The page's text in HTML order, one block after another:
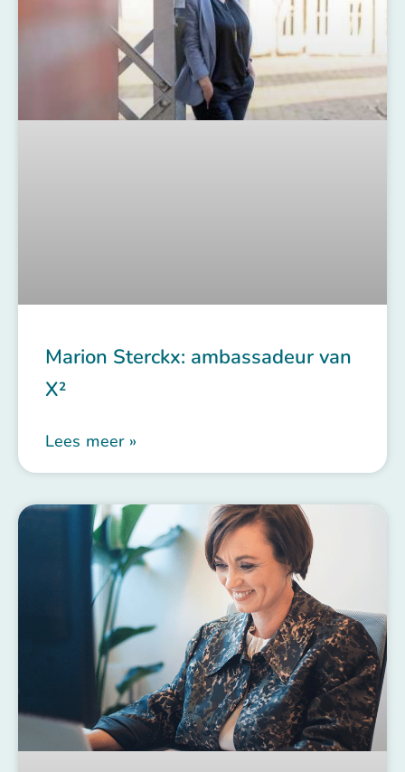
Marion Sterckx: ambassadeur van
X²
Lees meer »